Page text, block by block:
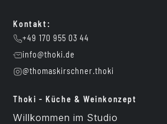
Kontakt:
+49 170 955 03 44
info@thoki.de
@thomaskirschner.thoki
Thoki - Küche & Weinkonzept
Willkommen im Studio